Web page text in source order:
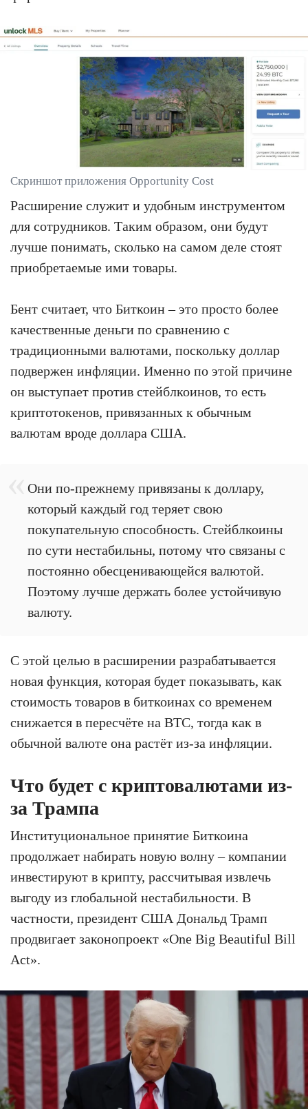
Скриншот приложения Opportunity Cost
Расширение служит и удобным инструментом
для сотрудников. Таким образом, они будут
лучше понимать, сколько на самом деле стоят
приобретаемые ими товары.
Бент считает, что Биткоин – это просто более
качественные деньги по сравнению с
традиционными валютами, поскольку доллар
подвержен инфляции. Именно по этой причине
он выступает против стейблкоинов, то есть
криптотокенов, привязанных к обычным
валютам вроде доллара США.
Они по-прежнему привязаны к доллару,
который каждый год теряет свою
покупательную способность. Стейблкоины
по сути нестабильны, потому что связаны с
постоянно обесценивающейся валютой.
Поэтому лучше держать более устойчивую
валюту.
С этой целью в расширении разрабатывается
новая функция, которая будет показывать, как
стоимость товаров в биткоинах со временем
снижается в пересчёте на BTC, тогда как в
обычной валюте она растёт из-за инфляции.
Что будет с криптовалютами из-
за Трампа
Институциональное принятие Биткоина
продолжает набирать новую волну – компании
инвестируют в крипту, рассчитывая извлечь
выгоду из глобальной нестабильности. В
частности, президент США Дональд Трамп
продвигает законопроект «One Big Beautiful Bill
Act».